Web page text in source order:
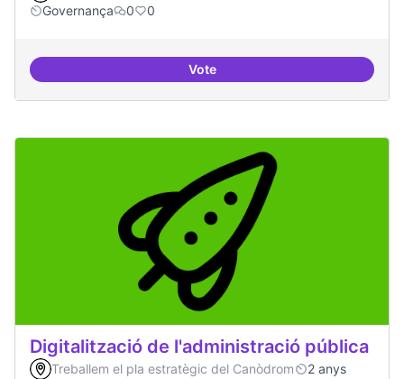
Governança
0 0
VoteGrupos de trabajo para impulsar
Digitalització de l'administració pública
Treballem el pla estratègic del Canòdrom
2 anys